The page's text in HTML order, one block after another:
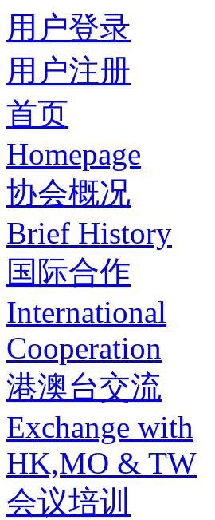
用户登录
用户注册
首页
Homepage
协会概况
Brief History
国际合作
International
Cooperation
港澳台交流
Exchange with
HK,MO & TW
会议培训